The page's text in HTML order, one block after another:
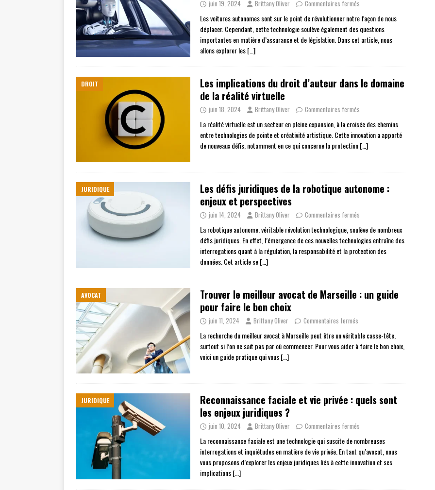
juin 19, 2024 Brittany Oliver Commentaires fermés
Les voitures autonomes sont sur le point de révolutionner notre façon de nous
déplacer. Cependant, cette technologie soulève également des questions
importantes en matière d’assurance et de législation. Dans cet article, nous
allons explorer les[…]
DROIT
Les implications du droit d’auteur dans le domaine
de la réalité virtuelle
juin 18, 2024 Brittany Oliver Commentaires fermés
La réalité virtuelle est un secteur en pleine expansion, à la croisée des chemins
entre technologies de pointe et créativité artistique. Cette innovation a apporté
de nouveaux défis, notamment en ce qui concerne la protection[…]
JURIDIQUE
Les défis juridiques de la robotique autonome :
enjeux et perspectives
juin 14, 2024 Brittany Oliver Commentaires fermés
La robotique autonome, véritable révolution technologique, soulève de nombreux
défis juridiques. En effet, l’émergence de ces nouvelles technologies entraîne des
interrogations quant à la régulation, la responsabilité et la protection des
données. Cet article se[…]
AVOCAT
Trouver le meilleur avocat de Marseille : un guide
pour faire le bon choix
juin 11, 2024 Brittany Oliver Commentaires fermés
La recherche du meilleur avocat à Marseille peut être un véritable casse-tête,
surtout si l’on ne sait pas par où commencer. Pour vous aider à faire le bon choix,
voici un guide pratique qui vous[…]
JURIDIQUE
Reconnaissance faciale et vie privée : quels sont
les enjeux juridiques ?
juin 10, 2024 Brittany Oliver Commentaires fermés
La reconnaissance faciale est une technologie qui suscite de nombreuses
interrogations et inquiétudes en matière de vie privée. En tant qu’avocat, nous
vous proposons d’explorer les enjeux juridiques liés à cette innovation et ses
implications[…]